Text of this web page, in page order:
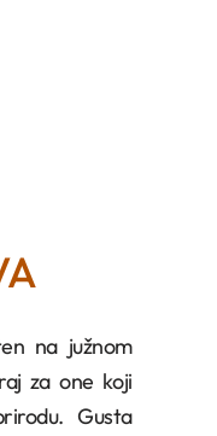
na južnom
za one koji
Gusta